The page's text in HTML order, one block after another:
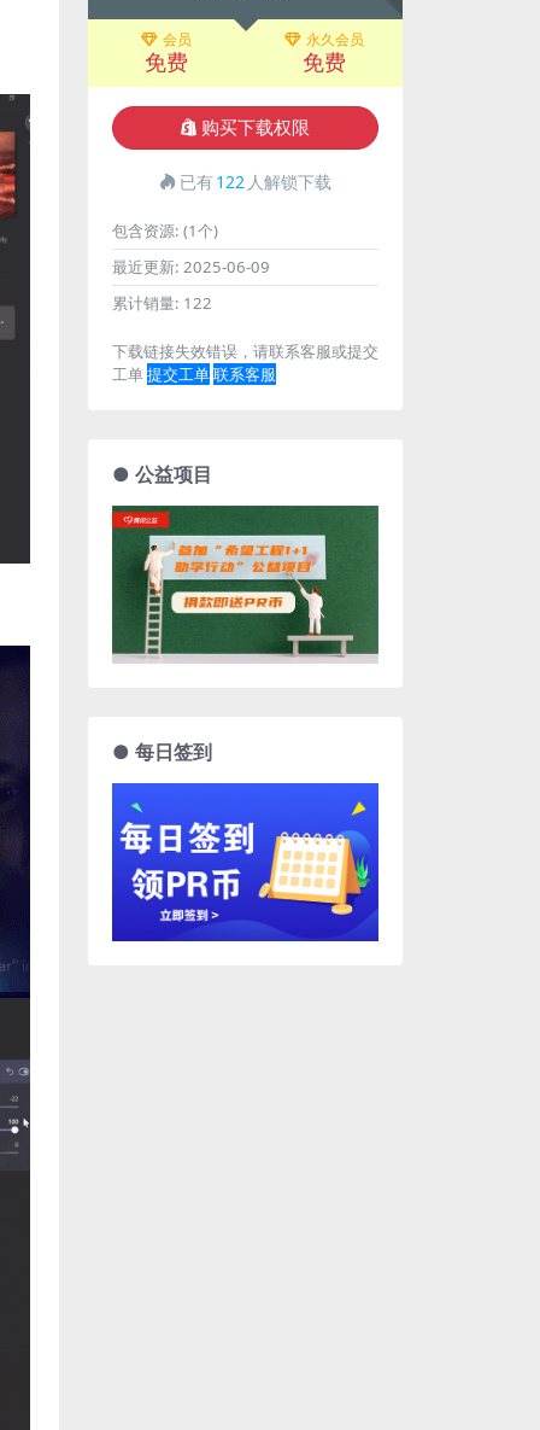
会员
免费
永久会员
免费
购买下载权限
已有122 人解锁下载
包含资源: (1个)
最近更新: 2025-06-09
累计销量: 122
下载链接失效错误，请联系客服或提交
工单提交工单联系客服
● 公益项目
● 每日签到